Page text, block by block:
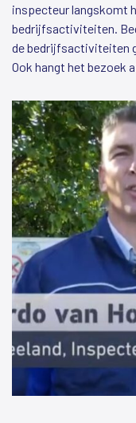
inspecteur langskomt
bedrijfsactiviteiten.
de bedrijfsactiviteiten
Ook hangt het bezoek